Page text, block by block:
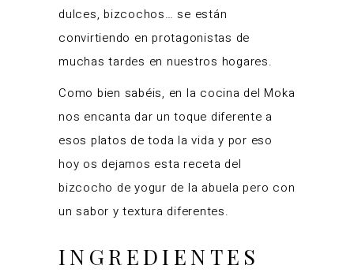
dulces, bizcochos… se están
convirtiendo en protagonistas de
muchas tardes en nuestros hogares.
Como bien sabéis, en la cocina del Moka
nos encanta dar un toque diferente a
esos platos de toda la vida y por eso
hoy os dejamos esta receta del
bizcocho de yogur de la abuela pero con
un sabor y textura diferentes.
INGREDIENTES